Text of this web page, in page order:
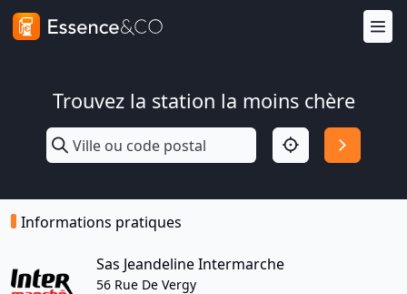
Trouvez la station la moins chère
Informations pratiques
Sas Jeandeline Intermarche
56 Rue De Vergy